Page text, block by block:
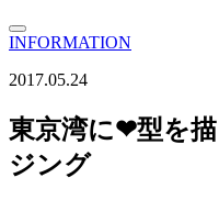
INFORMATION
2017.05.24
東京湾に❤型を
ジング